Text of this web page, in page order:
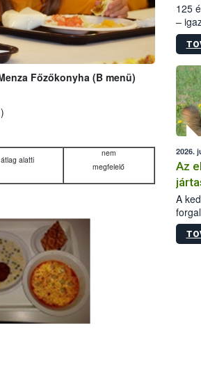
Főzőkonyha (B menü)
átlag alatti
nem
megfelelő
125
–
15.
2026.
Az
A